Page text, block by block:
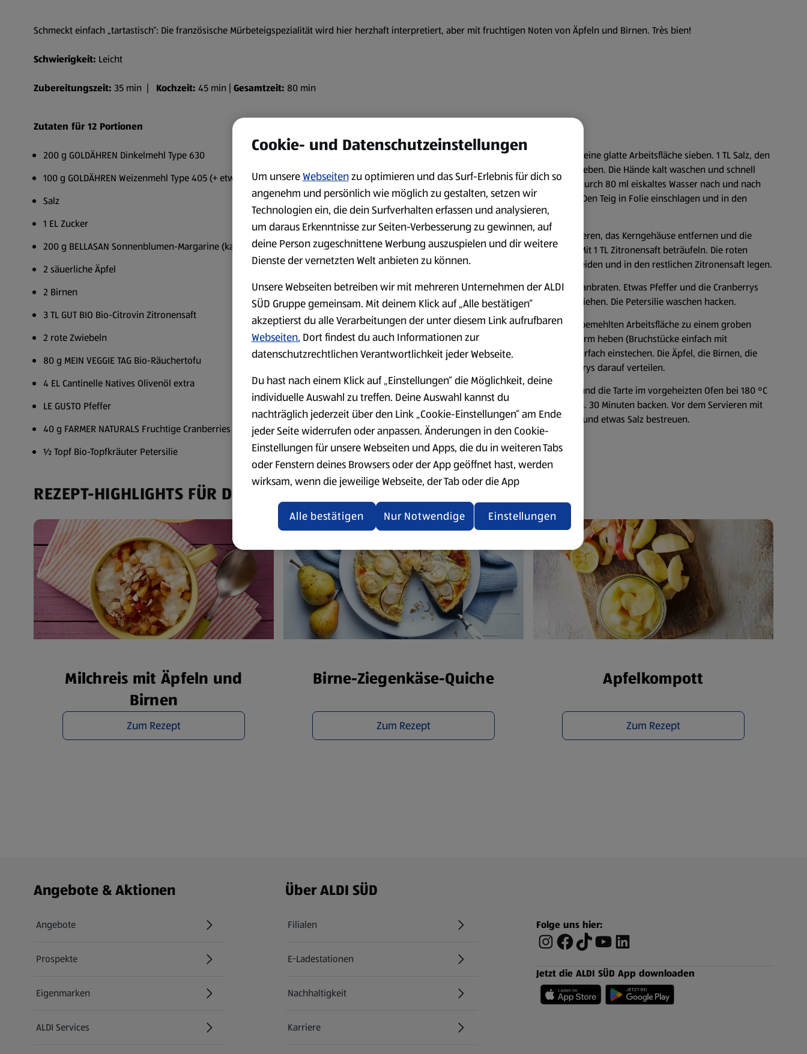
Schmeckt einfach „tartastisch“: Die französische Mürbeteigspezialität wird hier herzhaft interpretiert, aber mit fruchtigen Noten von Äpfeln und Birnen. Très bien!
Schwierigkeit: Leicht
Zubereitungszeit: 35 min | Kochzeit: 45 min | Gesamtzeit: 80 min
Zutaten für 12 Portionen
200 g GOLDÄHREN Dinkelmehl Type 630
100 g GOLDÄHREN Weizenmehl Type 405 (+ etwas für die Arbeitsfläche)
Salz
1 EL Zucker
200 g BELLASAN Sonnenblumen-Margarine (kalt)
2 säuerliche Äpfel
2 Birnen
3 TL GUT BIO Bio-Citrovin Zitronensaft
2 rote Zwiebeln
80 g MEIN VEGGIE TAG Bio-Räuchertofu
4 EL Cantinelle Natives Olivenöl extra
LE GUSTO Pfeffer
40 g FARMER NATURALS Fruchtige Cranberries
½ Topf Bio-Topfkräuter Petersilie
Die beiden Mehlsorten mischen und auf eine glatte Arbeitsfläche sieben. 1 TL Salz, den
Zucker sowie die kalte Margarine dazugeben. Die Hände kalt waschen und schnell
und kräftig alles vermengen, zwischendurch 80 ml eiskaltes Wasser nach und nach
dazu gießen und schnell weiterkneten. Den Teig in Folie einschlagen und in den
Kühlschrank geben.
Die Äpfel und die Birnen waschen, halbieren, das Kerngehäuse entfernen und die
Früchte in dünne Scheiben schneiden. Mit 1 TL Zitronensaft beträufeln. Die roten
Zwiebeln schälen, in dünne Ringe schneiden und in den restlichen Zitronensaft legen.
Den Räuchertofu würfeln und in 1 EL Öl anbraten. Etwas Pfeffer und die Cranberrys
einstreuen, schwenken und vom Herd ziehen. Die Petersilie waschen hacken.
Den gekühlten Teig zügig auf einer gut bemehlten Arbeitsfläche zu einem groben
Kreis ausrollen, in eine gefettete Tarteform heben (Bruchstücke einfach mit
Teigstücken kitten), mit einer Gabel mehrfach einstechen. Die Äpfel, die Birnen, die
Zwiebeln und den Tofu mit den Cranberrys darauf verteilen.
Das restliche Olivenöl darüber träufeln und die Tarte im vorgeheizten Ofen bei 180 °C
Umluft (200 °C Ober- und Unterhitze) ca. 30 Minuten backen. Vor dem Servieren mit
frischer Petersilie, gemahlenem Pfeffer und etwas Salz bestreuen.
REZEPT-HIGHLIGHTS FÜR DICH
Milchreis mit Äpfeln und
Birnen
Zum Rezept
Birne-Ziegenkäse-Quiche
Zum Rezept
Apfelkompott
Zum Rezept
Fußzeilenmenü - weitere Links
Angebote & Aktionen
Angebote
Prospekte
Eigenmarken
ALDI Services
Über ALDI SÜD
Filialen
E-Ladestationen
Nachhaltigkeit
Karriere
Folge uns hier:
Jetzt die ALDI SÜD App downloaden
Cookie- und Datenschutzeinstellungen
Um unsereWebseitenzu optimieren und das Surf-Erlebnis für dich so
angenehm und persönlich wie möglich zu gestalten, setzen wir
Technologien ein, die dein Surfverhalten erfassen und analysieren,
um daraus Erkenntnisse zur Seiten-Verbesserung zu gewinnen, auf
deine Person zugeschnittene Werbung auszuspielen und dir weitere
Dienste der vernetzten Welt anbieten zu können.
Unsere Webseiten betreiben wir mit mehreren Unternehmen der ALDI
SÜD Gruppe gemeinsam. Mit deinem Klick auf „Alle bestätigen“
akzeptierst du alle Verarbeitungen der unter diesem Link aufrufbaren
Webseiten. Dort findest du auch Informationen zur
datenschutzrechtlichen Verantwortlichkeit jeder Webseite.
Du hast nach einem Klick auf „Einstellungen“ die Möglichkeit, deine
individuelle Auswahl zu treffen. Deine Auswahl kannst du
nachträglich jederzeit über den Link „Cookie-Einstellungen“ am Ende
jeder Seite widerrufen oder anpassen. Änderungen in den Cookie-
Einstellungen für unsere Webseiten und Apps, die du in weiteren Tabs
oder Fenstern deines Browsers oder der App geöffnet hast, werden
wirksam, wenn die jeweilige Webseite, der Tab oder die App
aktualisiert oder geschlossen und anschließend wieder geöffnet
Datenschutzerklärung zur Verfügung.
Übersicht der Webseitenbetreiber und Datenschutzerklärungen
Einstellungen
Nur Notwendige
Alle bestätigen